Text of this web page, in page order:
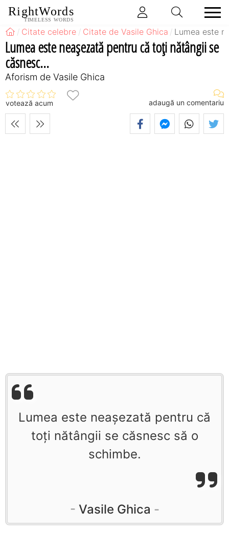
RightWords
TIMELESS WORDS
Citate celebre Citate de Vasile Ghica Lumea este
Lumea este neaşezată pentru că toţi nătângii se
căsnesc...
Aforism de Vasile Ghica
votează acum adaugă un comentariu
Lumea este neaşezată pentru că
toţi nătângii se căsnesc să o
schimbe.
Vasile Ghica